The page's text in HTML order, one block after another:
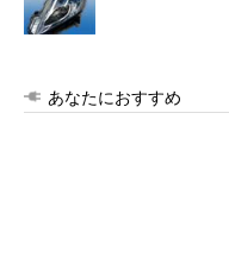
あなたにおすすめ